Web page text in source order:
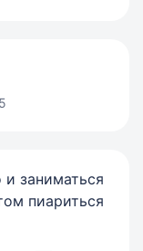
заниматься
пиариться